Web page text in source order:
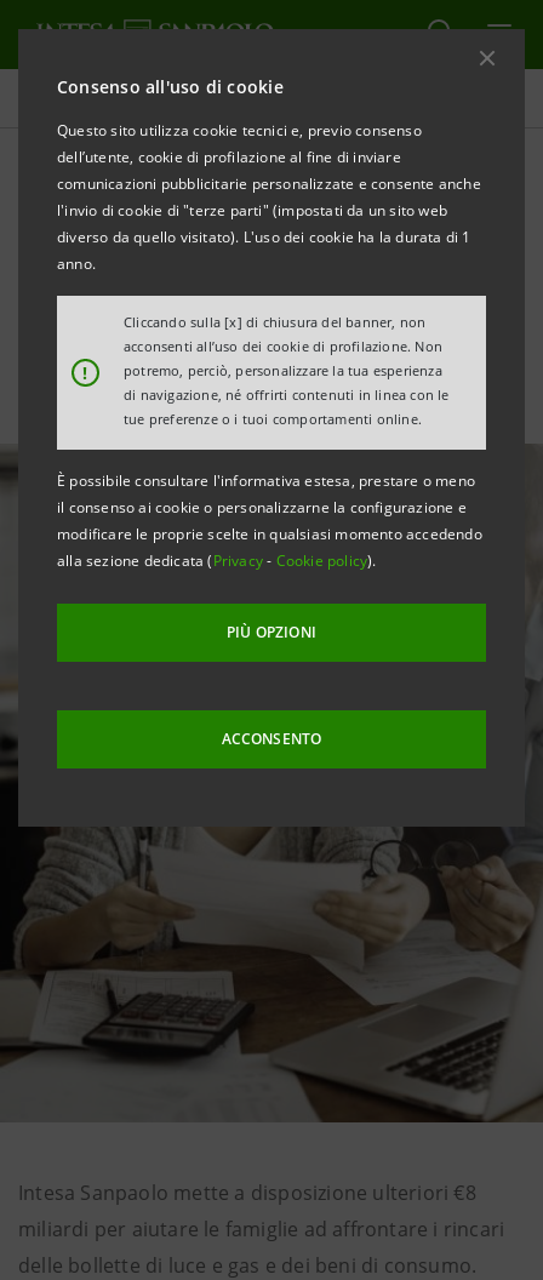
Consenso all'uso di cookie
Questo sito utilizza cookie tecnici e, previo consenso
dell’utente, cookie di profilazione al fine di inviare
comunicazioni pubblicitarie personalizzate e consente anche
l'invio di cookie di "terze parti" (impostati da un sito web
diverso da quello visitato). L'uso dei cookie ha la durata di 1
anno.
!
Cliccando sulla [x] di chiusura del banner, non
acconsenti all’uso dei cookie di profilazione. Non
potremo, perciò, personalizzare la tua esperienza
di navigazione, né offrirti contenuti in linea con le
tue preferenze o i tuoi comportamenti online.
È possibile consultare l'informativa estesa, prestare o meno
il consenso ai cookie o personalizzarne la configurazione e
modificare le proprie scelte in qualsiasi momento accedendo
alla sezione dedicata (Privacy- Cookie policy).
PIÙ OPZIONI
ACCONSENTO
Tutte le news
Ulteriori €8 mld per
sostenere le famiglie contro
rincari di bollette e spesa
Intesa Sanpaolo mette a disposizione ulteriori €8
miliardi per aiutare le famiglie ad affrontare i rincari
delle bollette di luce e gas e dei beni di consumo.